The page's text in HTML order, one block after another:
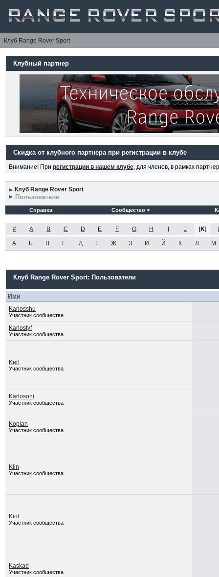
Клуб Range Rover Sport
Клубный партнер
Скидка от клубного партнера при регистрации в клубе
Внимание! При регистрации в нашем клубе, для членов, в рамках
Клуб Range Rover Sport
Пользователи
Справка Сообщество
# A B C D E F G H J [K]
А Б В Г Д Е Ж З И Й К Л М
Клуб Range Rover Sport: Пользователи
Имя
Karlosshu
Участник сообщества
Karlostyf
Участник сообщества
Kert
Участник сообщества
Karlosoni
Участник сообщества
Koplan
Участник сообщества
Klin
Участник сообщества
Kiol
Участник сообщества
Kaskad
Участник сообщества